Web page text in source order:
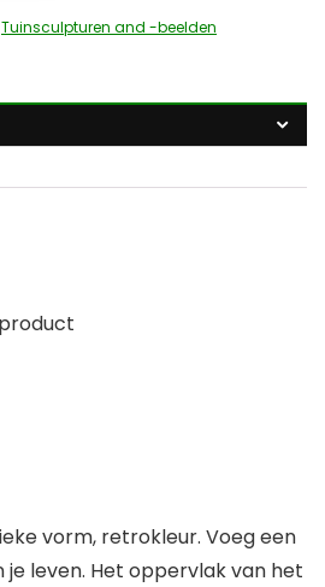
Tuinsculpturen and -beelden
vorm, retrokleur. Voeg een
je leven. Het oppervlak van het